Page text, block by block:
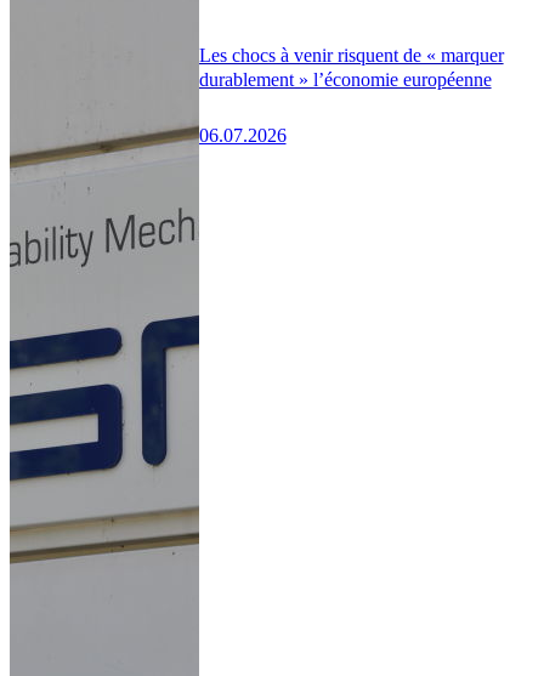
Les chocs à venir risquent de « marquer
durablement » l’économie européenne
06.07.2026